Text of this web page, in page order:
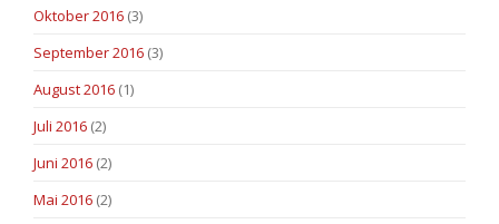
Oktober 2016 (3)
September 2016 (3)
August 2016 (1)
Juli 2016 (2)
Juni 2016 (2)
Mai 2016 (2)